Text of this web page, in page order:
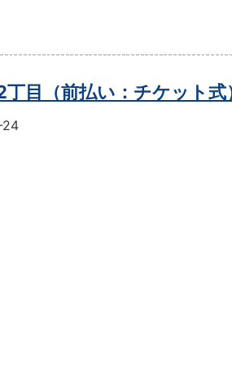
丁目（前払い：チケット式
24